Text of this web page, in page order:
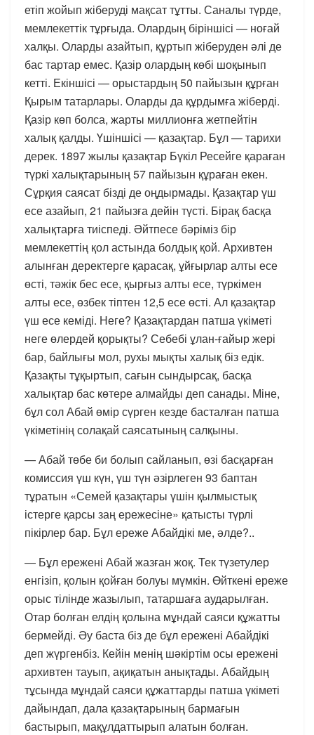
етіп жойып жіберуді мақсат тұтты. Саналы түрде,
мемлекеттік тұрғыда. Олардың біріншісі — ноғай
халқы. Оларды азайтып, құртып жіберуден әлі де
бас тартар емес. Қазір олардың көбі шоқынып
кетті. Екіншісі — орыстардың 50 пайызын құрған
Қырым татарлары. Оларды да құрдымға жіберді.
Қазір көп болса, жарты миллионға жетпейтін
халық қалды. Үшіншісі — қазақтар. Бұл — тарихи
дерек. 1897 жылы қазақтар Бүкіл Ресейге қараған
түркі халықтарының 57 пайызын құраған екен.
Сұрқия саясат бізді де оңдырмады. Қазақтар үш
есе азайып, 21 пайызға дейін түсті. Бірақ басқа
халықтарға тиіспеді. Әйтпесе бәріміз бір
мемлекеттің қол астында болдық қой. Архивтен
алынған деректерге қарасақ, ұйғырлар алты есе
өсті, тәжік бес есе, қырғыз алты есе, түркімен
алты есе, өзбек тіптен 12,5 есе өсті. Ал қазақтар
үш есе кеміді. Неге? Қазақтардан патша үкіметі
неге өлердей қорықты? Себебі ұлан-ғайыр жері
бар, байлығы мол, рухы мықты халық біз едік.
Қазақты тұқыртып, сағын сындырсақ, басқа
халықтар бас көтере алмайды деп санады. Міне,
бұл сол Абай өмір сүрген кезде басталған патша
үкіметінің солақай саясатының салқыны.
— Абай төбе би болып сайланып, өзі басқарған
комиссия үш күн, үш түн әзірлеген 93 баптан
тұратын «Семей қазақтары үшін қылмыстық
істерге қарсы заң ережесіне» қатысты түрлі
пікірлер бар. Бұл ереже Абайдікі ме, әлде?..
— Бұл ережені Абай жазған жоқ. Тек түзетулер
енгізіп, қолын қойған болуы мүмкін. Өйткені ереже
орыс тілінде жазылып, татаршаға аударылған.
Отар болған елдің қолына мұндай саяси құжатты
бермейді. Әу баста біз де бұл ережені Абайдікі
деп жүргенбіз. Кейін менің шәкіртім осы ережені
архивтен тауып, ақиқатын анықтады. Абайдың
тұсында мұндай саяси құжаттарды патша үкіметі
дайындап, дала қазақтарының бармағын
бастырып, мақұлдаттырып алатын болған.